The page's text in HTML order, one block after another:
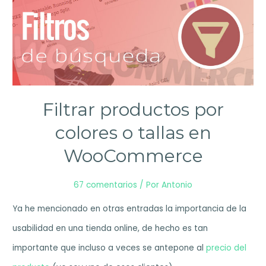
Filtrar productos por
colores o tallas en
WooCommerce
67 comentarios / Por Antonio
Ya he mencionado en otras entradas la importancia de la
usabilidad en una tienda online, de hecho es tan
importante que incluso a veces se antepone alprecio del